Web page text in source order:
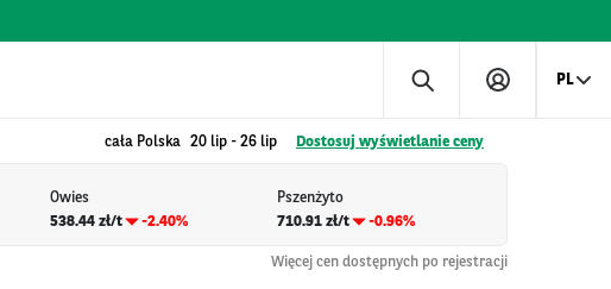
PL
cała Polska 20 lip - 26 lip Dostosuj wyświetlanie ceny
Owies
538.44 zł/t
-2.40%
Pszenżyto
710.91 zł/t
-0.96%
Więcej cen dostępnych po rejestracji